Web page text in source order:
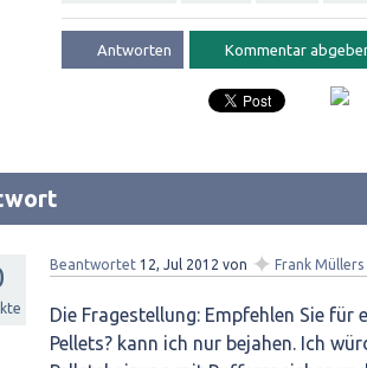
Beantwortet 12, Jul 2012 von ✦ Frank Müllers
Die Fragestellung: Empfehlen Sie für
Pellets? kann ich nur bejahen. Ich